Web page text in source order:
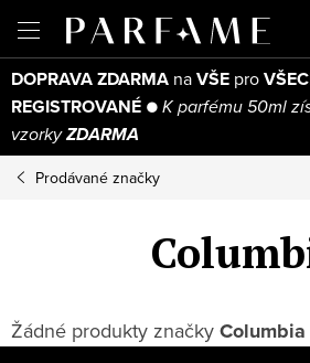
na
obsah
DOPRAVA ZDARMA naVŠE pro
REGISTROVANÉ ●K parfému 50ml
vzorkyZDARMA
Prodávané značky
Žádné produkty značky Columbia